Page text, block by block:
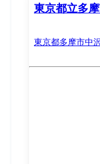
東京都立多
東京都多摩市中